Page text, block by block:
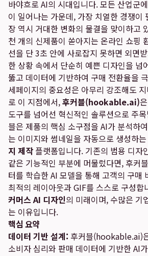
바야흐로 AI의 시대입니다. 모든 산업군
이 일어나는 가운데, 가장 치열한 경쟁이
장 역시 거대한 변화의 물결을 맞이하고
천 개의 신제품이 쏟아지는 온라인 쇼핑
선을 단 3초 안에 사로잡지 못하면 외면
한 상황 속에서 단순히 예쁜 디자인을 넘
뚫고 데이터에 기반하여 구매 전환율을
세페이지의 중요성은 아무리 강조해도
로 이 지점에서,후커블(hookable.ai)
도구를 넘어선 혁신적인 솔루션으로 주
블은 제품의 핵심 소구점을 AI가 분석하
는 이미지와 썸네일을 자동으로 생성하
지 제작 플랫폼입니다. 기존의 범용 디자
같은 기능적인 부분에 머물렀다면, 후커
터를 학습한 AI 모델을 통해 고객의 구매
최적의 레이아웃과 GIF를 스스로 구성합
커머스 AI 디자인의 미래이며, 수많은 기
는 이유입니다.
핵심 요약
데이터 기반 설계: 후커블(hookable.ai)
소비자 심리와 판매 데이터에 기반한 AI